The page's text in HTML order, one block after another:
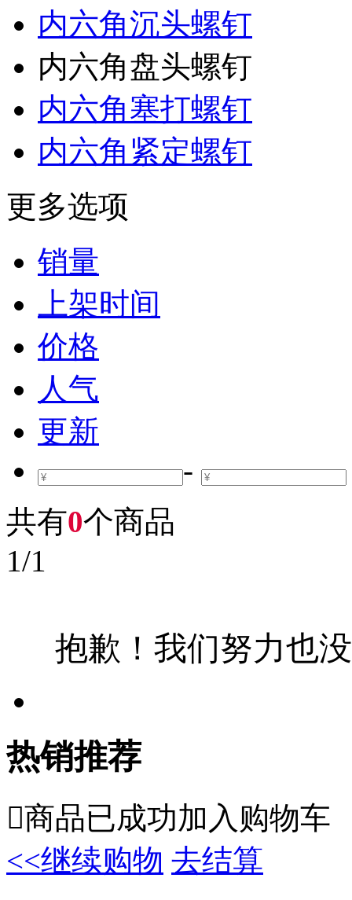
内六角沉头螺钉
内六角盘头螺钉
内六角塞打螺钉
内六角紧定螺钉
更多选项
销量
上架时间
价格
人气
更新
-
共有0个商品
1/1
抱歉！我们努力也
热销推荐
商品已成功加入购物车
<<继续购物 去结算